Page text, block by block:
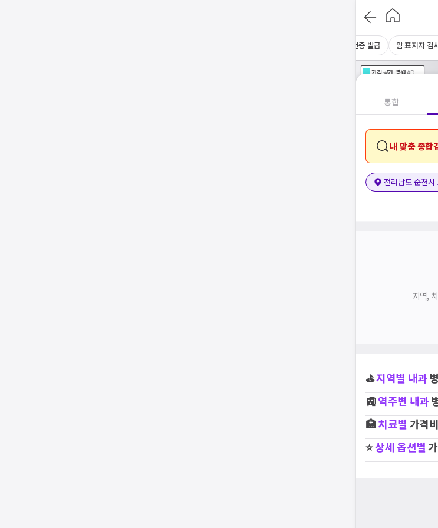
보건증 발급 암 표지자 검
가격공개 병원AD
통합
내 맞춤 종합
전라남도 순천시
지역,
⛳지역별 내과
🚉역주변 내과
🏥치료별 가격
⭐상세 옵션별